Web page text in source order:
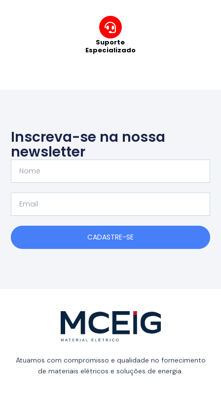
Suporte
Especializado
Inscreva-se na nossa
newsletter
CADASTRE-SE
Atuamos com compromisso e qualidade no fornecimento
de materiais elétricos e soluções de energia.